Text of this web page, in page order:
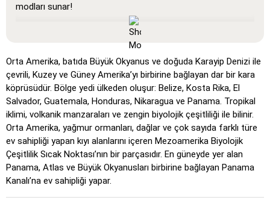
modları sunar!
: Tüm konumların haritada göründüğü,
öğrenmeyi ve alışmayı kolaylaştıran bir öğrenme modu.
Tıkla (çok kolay) : 'Tıkla' gibi çalışır, ancak fareyi bir
konumun üzerine getirdiğinizde adı görünür.
Tıkla (kolay): 'Tıkla'ya benzer, ancak üç olası konum
vurgulanarak seçim kolaylaştırılır.
Tıkla: Belirtilen konumu tam olarak tıklayın.
Tıkla (sert): 'Tıkla' gibi, ancak tıklanan konumlar orijinal
rengine döner.
Tıkla (sınır yok): 'Tıkla' gibi, ancak görünür sınırlar olmadan,
bu da oyunu zorlaştırır.
Orta Amerika, batıda Büyük Okyanus ve doğuda Karayip Denizi ile
çevrili, Kuzey ve Güney Amerika’yı birbirine bağlayan dar bir kara
köprüsüdür. Bölge yedi ülkeden oluşur: Belize, Kosta Rika, El
Salvador, Guatemala, Honduras, Nikaragua ve Panama. Tropikal
iklimi, volkanik manzaraları ve zengin biyolojik çeşitliliği ile bilinir.
Orta Amerika, yağmur ormanları, dağlar ve çok sayıda farklı türe
ev sahipliği yapan kıyı alanlarını içeren Mezoamerika Biyolojik
Çeşitlilik Sıcak Noktası’nın bir parçasıdır. En güneyde yer alan
Panama, Atlas ve Büyük Okyanusları birbirine bağlayan Panama
Kanalı’na ev sahipliği yapar.